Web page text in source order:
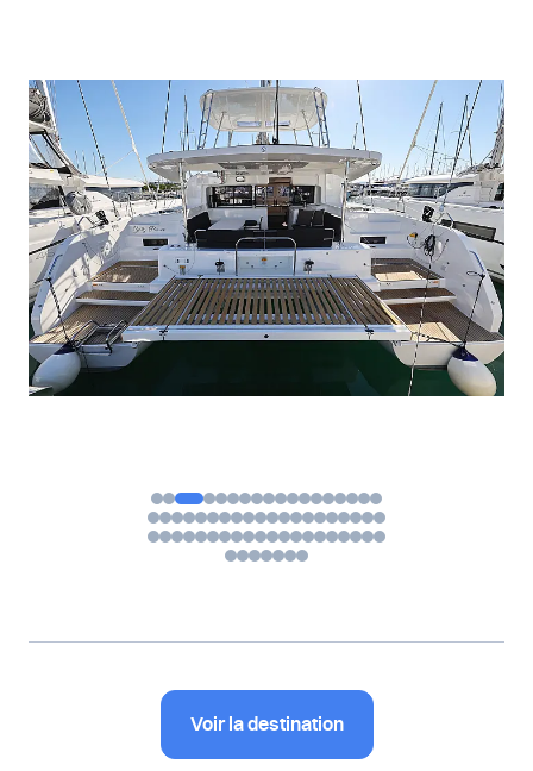
Voir la destination